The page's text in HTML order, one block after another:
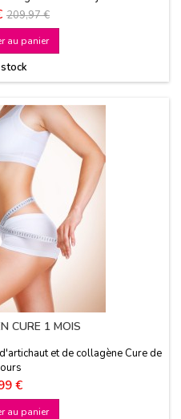
Cure de 3 mois
Prix
de
base
209,97 €
au panier
stock
CURE 1 MOIS
et de collagène Cure de
€
au panier